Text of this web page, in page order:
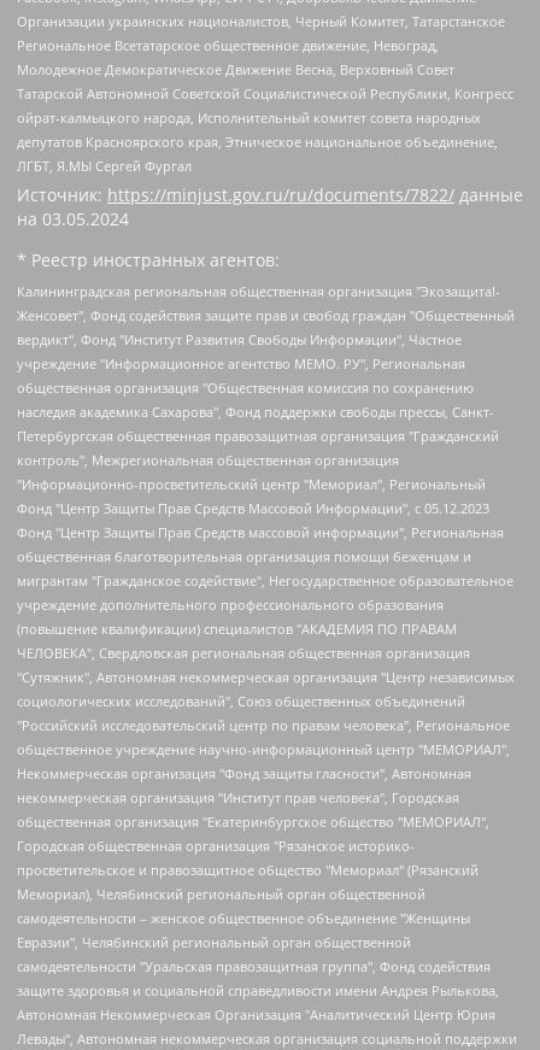
Организации украинских националистов, Черный Комитет, Татарстанское
Региональное Всетатарское общественное движение, Невоград,
Молодежное Демократическое Движение Весна, Верховный Совет
Татарской Автономной Советской Социалистической Республики, Конгресс
ойрат-калмыцкого народа, Исполнительный комитет совета народных
депутатов Красноярского края, Этническое национальное объединение,
ЛГБТ, Я.МЫ Сергей Фургал
Источник: https://minjust.gov.ru/ru/documents/7822/ данные
на 03.05.2024
* Реестр иностранных агентов:
Калининградская региональная общественная организация "Экозащита!-Женсовет", Фонд содействия защите прав и свобод граждан "Общественный вердикт", Фонд "Институт Развития Свободы Информации", Частное учреждение "Информационное агентство МЕМО. РУ", Региональная общественная организация "Общественная комиссия по сохранению наследия академика Сахарова", Фонд поддержки свободы прессы, Санкт-Петербургская общественная правозащитная организация "Гражданский контроль", Межрегиональная общественная организация "Информационно-просветительский центр "Мемориал", Региональный Фонд "Центр Защиты Прав Средств Массовой Информации", с 05.12.2023 Фонд "Центр Защиты Прав Средств массовой информации", Региональная общественная благотворительная организация помощи беженцам и мигрантам "Гражданское содействие", Негосударственное образовательное учреждение дополнительного профессионального образования (повышение квалификации) специалистов "АКАДЕМИЯ ПО ПРАВАМ ЧЕЛОВЕКА", Свердловская региональная общественная организация "Сутяжник", Автономная некоммерческая организация "Центр независимых социологических исследований", Союз общественных объединений "Российский исследовательский центр по правам человека", Региональное общественное учреждение научно-информационный центр "МЕМОРИАЛ", Некоммерческая организация "Фонд защиты гласности", Автономная некоммерческая организация "Институт прав человека", Городская общественная организация "Екатеринбургское общество "МЕМОРИАЛ", Городская общественная организация "Рязанское историко-просветительское и правозащитное общество "Мемориал" (Рязанский Мемориал), Челябинский региональный орган общественной самодеятельности – женское общественное объединение "Женщины Евразии", Челябинский региональный орган общественной самодеятельности "Уральская правозащитная группа", Фонд содействия защите здоровья и социальной справедливости имени Андрея Рылькова, Автономная Некоммерческая Организация "Аналитический Центр Юрия Левады", Автономная некоммерческая организация социальной поддержки населения "Проект Апрель", Региональная общественная организация помощи женщинам и детям, находящимся в кризисной ситуации "Информационно-методический центр "Анна", Фонд содействия развитию массовых коммуникаций и правовому просвещению "Так-так-Так", Фонд содействия устойчивому развитию "Серебряная тайга", Свердловский региональный общественный фонд социальных проектов "Новое время", "Idel.Реалии", Кавказ.Реалии, Крым.Реалии, Телеканал Настоящее Время, Татаро-башкирская служба Радио Свобода (Azatliq Radiosi), Радио Свободная Европа/Радио Свобода (PCE/PC), "Сибирь.Реалии", "Фактограф", Благотворительный фонд помощи осужденным и их семьям, Автономная некоммерческая организация "Институт глобализации и социальных движений", Фонд "В защиту прав заключенных", Частное учреждение "Центр поддержки и содействия развитию средств массовой информации", Пензенский региональный общественный благотворительный фонд "Гражданский союз", "Север.Реалии", Некоммерческая организация Фонд "Правовая инициатива", Общество с ограниченной ответственностью "Радио Свободная Европа/Радио Свобода", Чешское информационное агентство "MEDIUM-ORIENT", Красноярская региональная общественная организация "Мы против СПИДа", Камалягин Денис Николаевич, Маркелов Сергей Евгеньевич, Пономарев Лев Александрович, Савицкая Людмила Алексеевна, Автономная некоммерческая организация "Центр по работе с проблемой насилия "НАСИЛИЮ.НЕТ", Межрегиональный профессиональный союз работников здравоохранения "Альянс врачей", Юридическое лицо, зарегистрированное в Латвийской Республике, SIA "Medusa Project" (регистрационный номер 40103797863, дата регистрации 10.06.2014), Некоммерческая организация "Фонд по борьбе с коррупцией", Автономная некоммерческая организация "Институт права и публичной политики", Баданин Роман Сергеевич, Гликин Максим Александрович, Железнова Мария Михайловна, Лукьянова Юлия Сергеевна, Маетная Елизавета Витальевна, Маняхин Петр Борисович, Чуракова Ольга Владимировна, Ярош Юлия Петровна, Юридическое лицо "The Insider SIA", зарегистрированное в Риге, Латвийская Республика (дата регистрации 26.06.2015), являющееся администратором доменного имени интернет-издания "The Insider SIA", https://theins.ru, Постернак Алексей Евгеньевич, Рубин Михаил Аркадьевич, Анин Роман Александрович, Юридическое лицо Istories fonds, зарегистрированное в Латвийской Республике (регистрационный номер 50008295751, дата регистрации 24.02.2020), Великовский Дмитрий Александрович, Долинина Ирина Николаевна, Мароховская Алеся Алексеевна, Шлейнов Роман Юрьевич, Шмагун Олеся Валентиновна, Общество с ограниченной ответственностью "Альтаир 2021", Общество с ограниченной ответственностью "Вега 2021", Общество с ограниченной ответственностью "Главный редактор 2021", Общество с ограниченной ответственностью "Ромашки монолит", Важенков Артем Валерьевич, Ивановская областная общественная организация "Центр гендерных исследований", Гурман Юрий Альбертович, Медиапроект "ОВД-Инфо", Егоров Владимир Владимирович, Жилинский Владимир Александрович, Общество с ограниченной ответственностью "ЗП", Иванова София Юрьевна, Карезина Инна Павловна, Кильтау Екатерина Викторовна, Петров Алексей Викторович, Пискунов Сергей Евгеньевич, Смирнов Сергей Сергеевич, Тихонов Михаил Сергеевич, Общество с ограниченной ответственностью "ЖУРНАЛИСТ-ИНОСТРАННЫЙ АГЕНТ", Арапова Галина Юрьевна, Вольтская Татьяна Анатольевна, Американская компания "Mason G.E.S. Anonymous Foundation" (США), являющаяся владельцем интернет-издания https://mnews.world/, Компания "Stichting Bellingcat", зарегистрированная в Нидерландах (дата регистрации 11.07.2018), Захаров Андрей Вячеславович, Клепиковская Екатерина Дмитриевна, Общество с ограниченной ответственностью "МЕМО", Перл Роман Александрович, Симонов Евгений Алексеевич, Соловьева Елена Анатольевна, Сотников Даниил Владимирович, Сурначева Елизавета Дмитриевна, Автономная некоммерческая организация по защите прав человека и информированию населения "Якутия – Наше Мнение", Общество с ограниченной ответственностью "Москоу диджитал медиа", с 26.01.2023 Общество с ограниченной ответственностью "Чайка Белые сады", Ветошкина Валерия Валерьевна, Заговора Максим Александрович, Межрегиональное общественное движение "Российская ЛГБТ - сеть", Оленичев Максим Владимирович, Павлов Иван Юрьевич, Скворцова Елена Сергеевна, Общество с ограниченной ответственностью "Как бы инагент", Кочетков Игорь Викторович, Общество с ограниченной ответственностью "Честные выборы", Еланчик Олег Александрович, Общество с ограниченной ответственностью "Нобелевский призыв", Гималова Регина Эмилевна, Григорьев Андрей Валерьевич, Григорьева Алина Александровна, Ассоциация по содействию защите прав призывников, альтернативнослужащих и военнослужащих "Правозащитная группа "Гражданин.Армия.Право", Хисамова Регина Фаритовна, Автономная некоммерческая организация по реализации социально-правовых программ "Лилит", Дальневосточное общественное движение "Маяк", Санкт-Петербургская ЛГБТ-инициативная группа "Выход", Инициативная группа ЛГБТ+ "Реверс", Алексеев Андрей Викторович, Бекбулатова Таисия Львовна, Беляев Иван Михайлович, Владыкина Елена Сергеевна, Гельман Марат Александрович, Никульшина Вероника Юрьевна, Толоконникова Надежда Андреевна, Шендерович Виктор Анатольевич, Общество с ограниченной ответственностью "Данное сообщение", Общество с ограниченной ответственностью Издательский дом "Новая глава", Айнбиндер Александра Александровна, Московский комьюнити-центр для ЛГБТ+инициатив, Благотворительный фонд развития филантропии, Deutsche Welle (Германия, Kurt-Schumacher-Strasse 3, 53113 Bonn), Борзунова Мария Михайловна, Воробьев Виктор Викторович, Голубева Анна Львовна, Константинова Алла Михайловна, Малкова Ирина Владимировна, Мурадов Мурад Абдулгалимович, Осетинская Елизавета Николаевна, Понасенков Евгений Николаевич, Ганапольский Матвей Юрьевич, Киселев Евгений Алексеевич, Борухович Ирина Григорьевна, Дремин Иван Тимофеевич, Дубровский Дмитрий Викторович, Красноярская региональная общественная организация поддержки и развития альтернативных образовательных технологий и межкультурных коммуникаций "ИНТЕРРА", Маяковская Екатерина Алексеевна, Фейгин Марк Захарович, Филимонов Андрей Викторович, Дзугкоева Регина Николаевна, Доброхотов Роман Александрович, Дудь Юрий Александрович, Елкин Сергей Владимирович, Кругликов Кирилл Игоревич, Сабунаева Мария Леонидовна, Семенов Алексей Владимирович, Шаинян Карен Багратович, Шульман Екатерина Михайловна, Асафьев Артур Валерьевич, Вахштайн Виктор Семенович, Венедиктов Алексей Алексеевич, Лушникова Екатерина Евгеньевна, Волков Леонид Михайлович, Невзоров Александр Глебович, Пархоменко Сергей Борисович, Сироткин Ярослав Николаевич, Кара-Мурза Владимир Владимирович, Баранова Наталья Владимировна, Гозман Леонид Яковлевич, Кагарлицкий Борис Юльевич, Климарев Михаил Валерьевич, Милов Владимир Станиславович, Автономная некоммерческая организация Краснодарский центр современного искусства "Типография", Моргенштерн Алишер Тагирович, Соболь Любовь Эдуардовна, Общество с ограниченной ответственностью "ЛИЗА НОРМ", Каспаров Гарри Кимович, Ходорковский Михаил Борисович, Общество с ограниченной ответственностью "Апрельские тезисы", Данилович Ирина Брониславовна, Кашин Олег Владимирович, Петров Николай Владимирович, Пивоваров Алексей Владимирович, Соколов Михаил Владимирович, Цветкова Юлия Владимировна, Чичваркин Евгений Александрович, Комитет против пыток/Команда против пыток, Общество с ограниченной ответственностью "Первый научный", Общество с ограниченной ответственностью "Вертолет и ко", Белоцерковская Вероника Борисовна, Кац Максим Евгеньевич, Лазарева Татьяна Юрьевна, Шаведдинов Руслан Табризович, Яшин Илья Валерьевич, Общество с ограниченной ответственностью "Иноагент ААВ", Алешковский Дмитрий Петрович, Альбац Евгения Марковна, Быков Дмитрий Львович, Галямина Юлия Евгеньевна, Лойко Сергей Леонидович, Мартынов Кирилл Константинович, Медведев Сергей Александрович, Крашенинников Федор Геннадиевич, Гордеева Катерина Вл